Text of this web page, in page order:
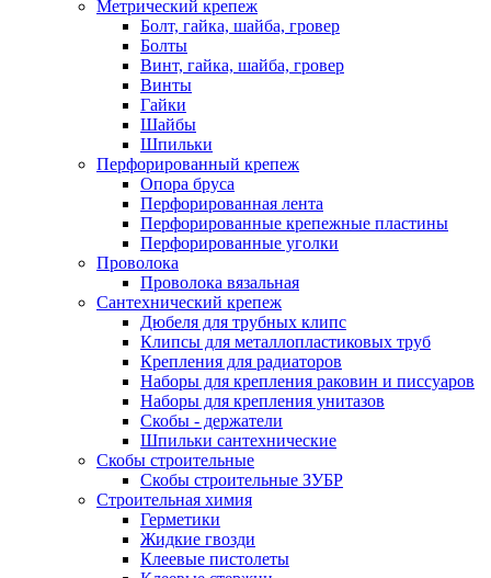
Метрический крепеж
Болт, гайка, шайба, гровер
Болты
Винт, гайка, шайба, гровер
Винты
Гайки
Шайбы
Шпильки
Перфорированный крепеж
Опора бруса
Перфорированная лента
Перфорированные крепежные пластины
Перфорированные уголки
Проволока
Проволока вязальная
Сантехнический крепеж
Дюбеля для трубных клипс
Клипсы для металлопластиковых труб
Крепления для радиаторов
Наборы для крепления раковин и писсуаров
Наборы для крепления унитазов
Скобы - держатели
Шпильки сантехнические
Скобы строительные
Скобы строительные ЗУБР
Строительная химия
Герметики
Жидкие гвозди
Клеевые пистолеты